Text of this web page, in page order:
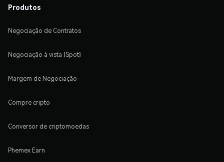
Produtos
Negociação de Contratos
Negociação à vista (Spot)
Margem de Negociação
Compre cripto
Conversor de criptomoedas
Phemex Earn